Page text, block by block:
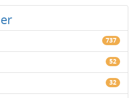
737
52
32